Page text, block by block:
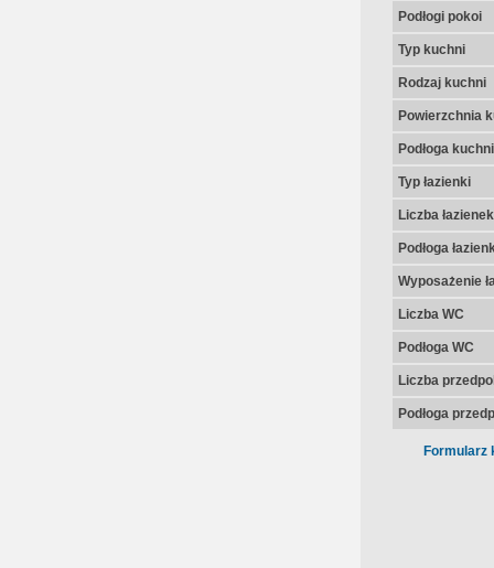
Podłogi pokoi
Typ kuchni
Rodzaj kuchni
Powierzchnia
Podłoga kuchni
Typ łazienki
Liczba łazienek
Podłoga
Wyposażenie
Liczba WC
Podłoga WC
Liczba
Podłoga
Formularz